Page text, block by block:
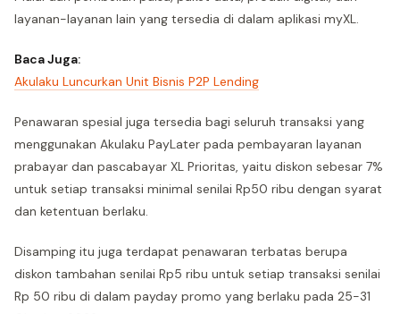
layanan-layanan lain yang tersedia di dalam aplikasi myXL.
Baca Juga:
Akulaku Luncurkan Unit Bisnis P2P Lending
Penawaran spesial juga tersedia bagi seluruh transaksi yang
menggunakan Akulaku PayLater pada pembayaran layanan
prabayar dan pascabayar XL Prioritas, yaitu diskon sebesar 7%
untuk setiap transaksi minimal senilai Rp50 ribu dengan syarat
dan ketentuan berlaku.
Disamping itu juga terdapat penawaran terbatas berupa
diskon tambahan senilai Rp5 ribu untuk setiap transaksi senilai
Rp 50 ribu di dalam payday promo yang berlaku pada 25-31